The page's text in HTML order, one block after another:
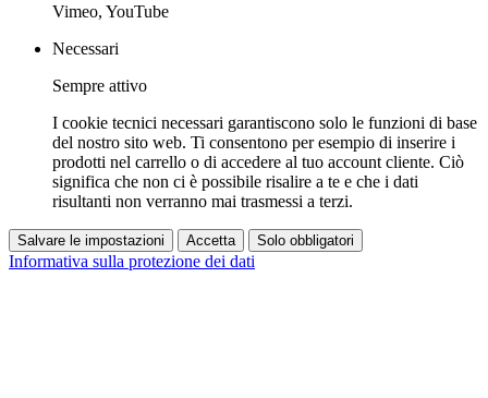
Vimeo, YouTube
Necessari
Sempre attivo
I cookie tecnici necessari garantiscono solo le funzioni di base
del nostro sito web. Ti consentono per esempio di inserire i
prodotti nel carrello o di accedere al tuo account cliente. Ciò
significa che non ci è possibile risalire a te e che i dati
risultanti non verranno mai trasmessi a terzi.
Salvare le impostazioni Accetta Solo obbligatori
Informativa sulla protezione dei dati